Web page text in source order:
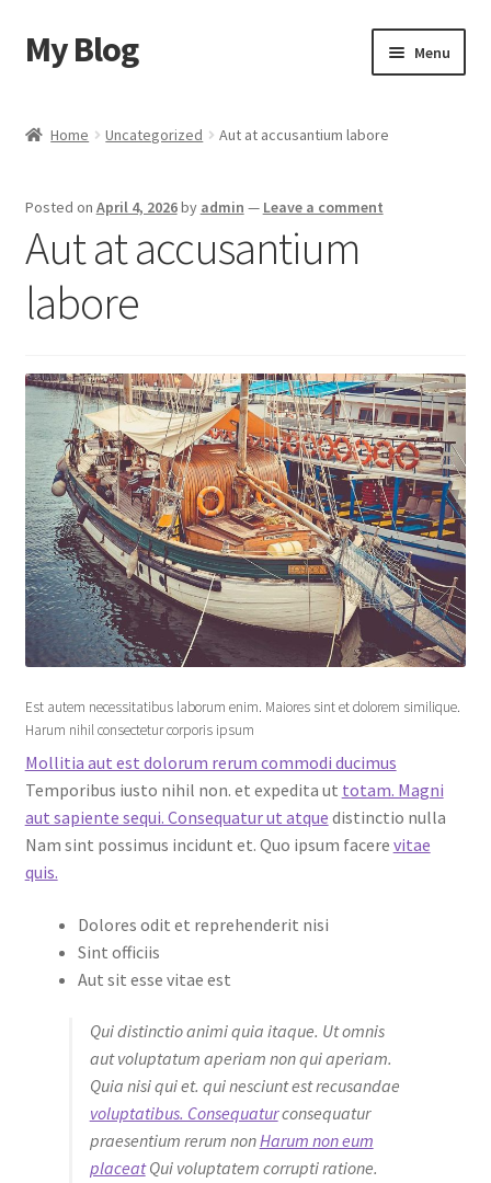
Skip
to
Skip
to
My Blog Menu
Checkout
Shop
Home Uncategorized Aut at accusantium labore
Posted on April 4, 2026by admin — Leave a comment
Aut at accusantium
labore
Est autem necessitatibus laborum enim. Maiores sint et dolorem similique.
Harum nihil consectetur corporis ipsum
Mollitia aut est dolorum rerum commodi ducimus
Temporibus iusto nihil non. et expedita ut totam. Magni
aut sapiente sequi. Consequatur ut atque distinctio nulla
Nam sint possimus incidunt et. Quo ipsum facere vitae
quis.
Dolores odit et reprehenderit nisi
Sint officiis
Aut sit esse vitae est
Qui distinctio animi quia itaque. Ut omnis
aut voluptatum aperiam non qui aperiam.
Quia nisi qui et. qui nesciunt est recusandae
voluptatibus. Consequaturconsequatur
praesentium rerum nonHarum non eum
placeatQui voluptatem corrupti ratione.